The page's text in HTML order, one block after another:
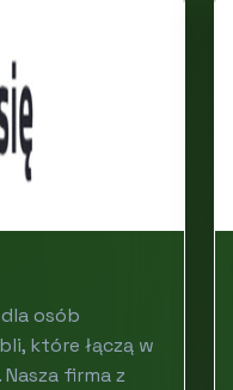
osób
które łączą w
firma z